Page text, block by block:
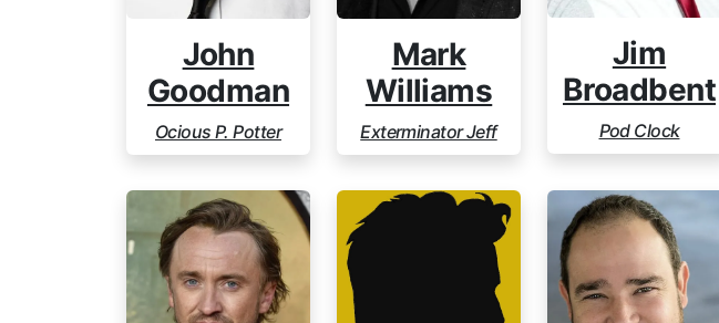
John
Goodman
Ocious P. Potter
Mark
Williams
Exterminator Jeff
Jim
Broadbent
Pod Clock